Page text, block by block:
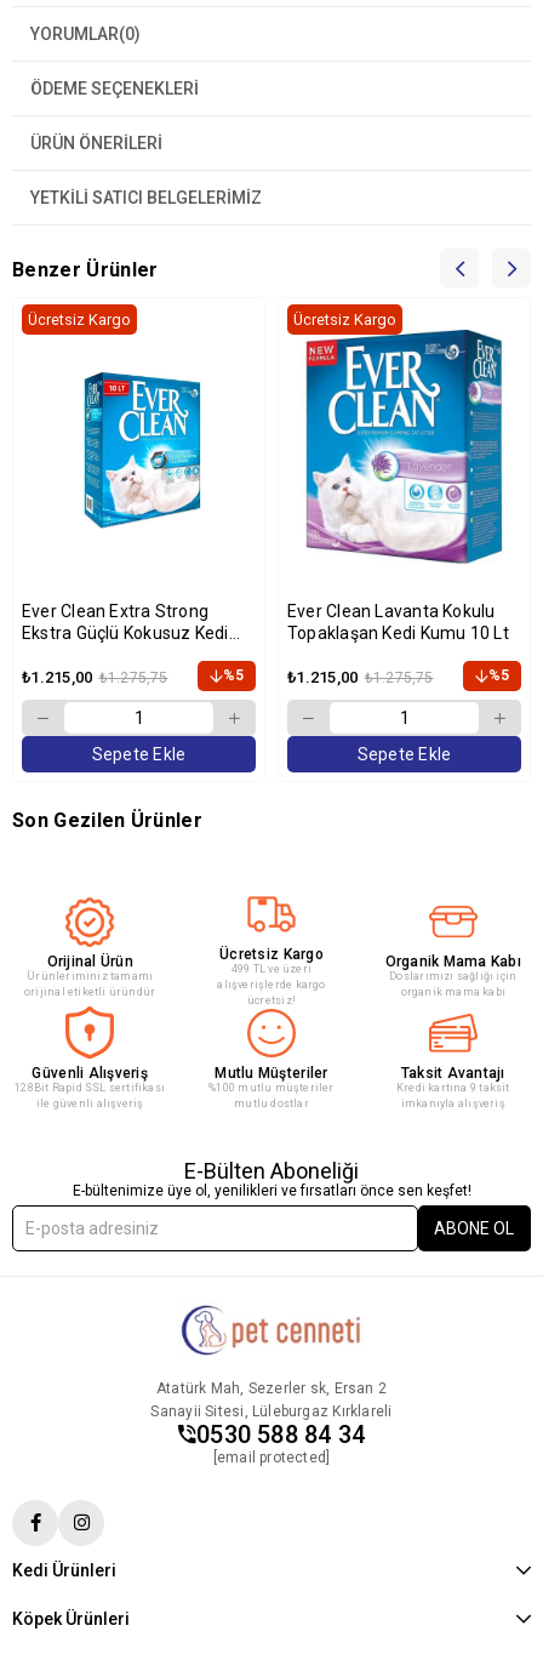
YORUMLAR(0)
ÖDEME SEÇENEKLERI
ÜRÜN ÖNERILERI
YETKİLİ SATICI BELGELERİMİZ
Benzer Ürünler
Ever Clean Extra Strong
Ekstra Güçlü Kokusuz Kedi
₺1.215,00 ₺1.275,75 %5
Ücretsiz Kargo
Sepete Ekle
Ever Clean Lavanta Kokulu
Topaklaşan Kedi Kumu 10 Lt
₺1.215,00 ₺1.275,75 %5
Ücretsiz Kargo
Sepete Ekle
Son Gezilen Ürünler
Orijinal Ürün
Ürünleriminiz tamamı
orijinal etiketli üründür
Ücretsiz Kargo
499 TL ve üzeri
alışverişlerde kargo
ücretsiz!
Organik Mama Kabı
Doslarımızı sağlığı için
organik mama kabı
Güvenli Alışveriş
128Bit Rapid SSL sertifikası
ile güvenli alışveriş
Mutlu Müşteriler
%100 mutlu müşteriler
mutlu dostlar
Taksit Avantajı
Kredi kartına 9 taksit
imkanıyla alışveriş
E-Bülten Aboneliği
E-bültenimize üye ol, yenilikleri ve fırsatları önce sen keşfet!
ABONE OL
Atatürk Mah, Sezerler sk, Ersan 2
Sanayii Sitesi, Lüleburgaz Kırklareli
0530 588 84 34
[email protected]
Kedi Ürünleri
Köpek Ürünleri